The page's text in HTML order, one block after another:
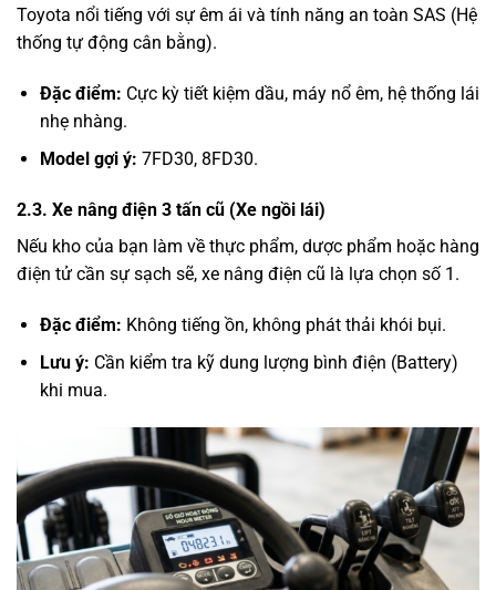
Toyota nổi tiếng với sự êm ái và tính năng an toàn SAS (Hệ
thống tự động cân bằng).
Đặc điểm: Cực kỳ tiết kiệm dầu, máy nổ êm, hệ thống lái
nhẹ nhàng.
Model gợi ý: 7FD30, 8FD30.
2.3. Xe nâng điện 3 tấn cũ (Xe ngồi lái)
Nếu kho của bạn làm về thực phẩm, dược phẩm hoặc hàng
điện tử cần sự sạch sẽ, xe nâng điện cũ là lựa chọn số 1.
Đặc điểm: Không tiếng ồn, không phát thải khói bụi.
Lưu ý: Cần kiểm tra kỹ dung lượng bình điện (Battery)
khi mua.